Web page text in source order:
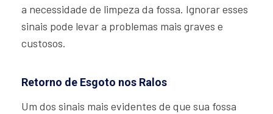
a necessidade de limpeza da fossa. Ignorar esses
sinais pode levar a problemas mais graves e
custosos.
Retorno de Esgoto nos Ralos
Um dos sinais mais evidentes de que sua fossa